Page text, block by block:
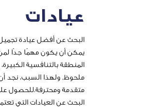
عيادات
البحث عن أفضل عيادة
يمكن أن يكون مهمًا جدًا
المنطقة بالتنافسية
ملحوظ. ولهذا السبب، نجد
متقدمة ومحترفة.للحصول على
البحث عن العيادات التي